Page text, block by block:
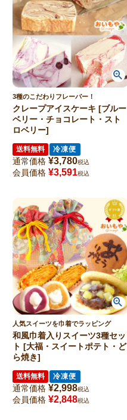
3種のこだわりフレーバー！
クレープアイスケーキ [ブルー
ベリー・チョコレート・スト
ロベリー]
送料無料 冷凍便
通常価格 ¥3,780税込
会員価格 ¥3,591税込
人気スイーツを巾着でラッピング
和風巾着入りスイーツ3種セッ
ト [大福・スイートポテト・ど
ら焼き]
送料無料 冷凍便
通常価格 ¥2,998税込
会員価格 ¥2,848税込